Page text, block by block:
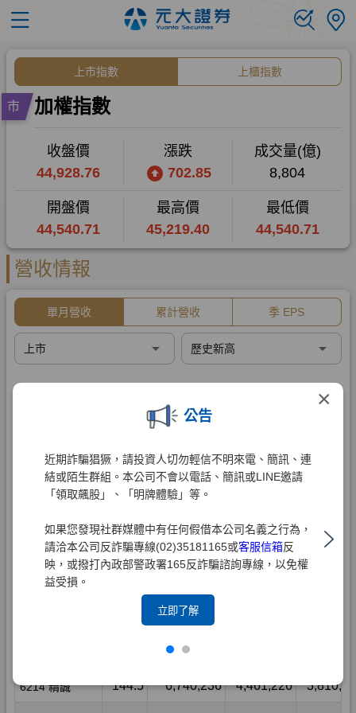
×
公告
近期詐騙猖獗，請投資人切勿輕信不明來電、簡訊、連
結或陌生群組。本公司不會以電話、簡訊或LINE邀請
「領取飆股」、「明牌體驗」等。
如果您發現社群媒體中有任何假借本公司名義之行為，
請洽本公司反詐騙專線(02)35181165或客服信箱反
映，或撥打內政部警政署165反詐騙諮詢專線，以免權
益受損。
立即了解